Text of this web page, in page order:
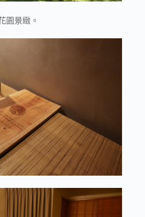
園景緻。